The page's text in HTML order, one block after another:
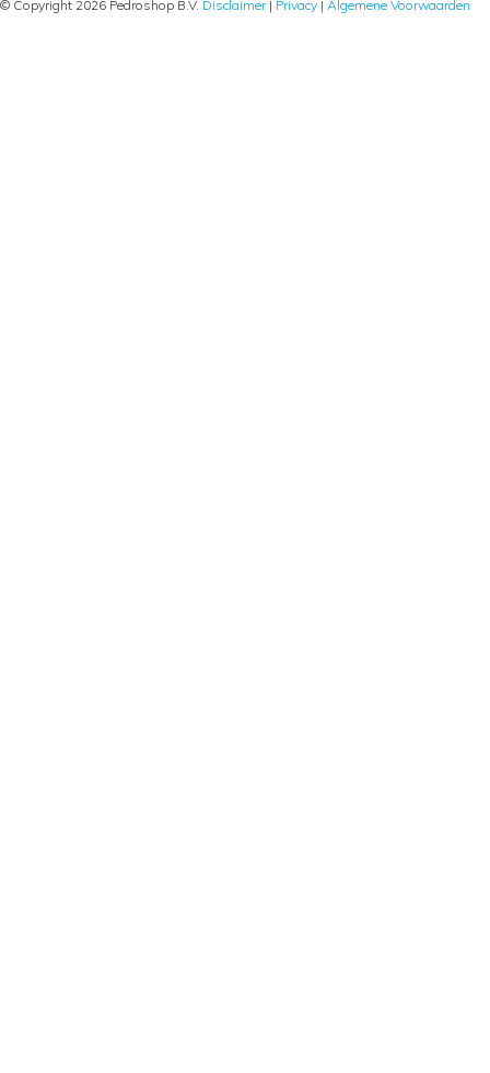
© Copyright 2026 Pedroshop B.V. Disclaimer| Privacy | Algemene Voorwaarden